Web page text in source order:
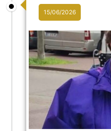
15/06/2026